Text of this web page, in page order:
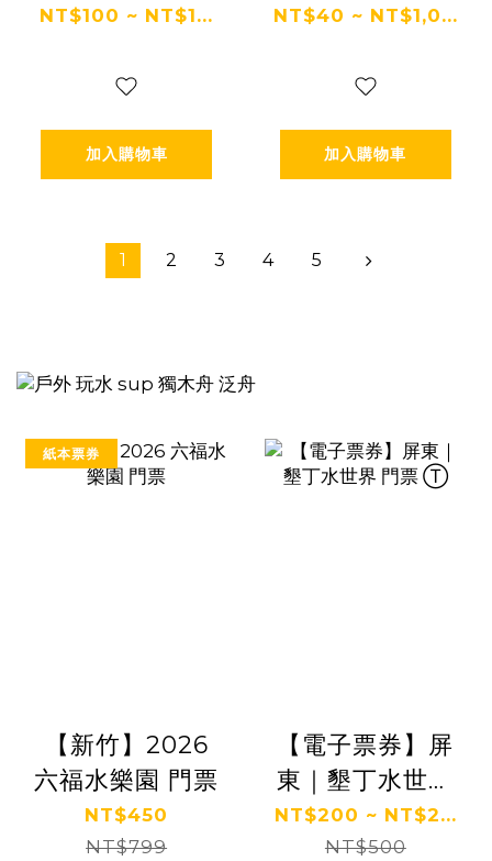
NT$100 ~ NT$1...
加入購物車
卡
NT$40 ~ NT$1,0...
加入購物車
1 2 3 4 5
紙本票券
【新竹】2026
六福水樂園 門票
NT$450
NT$799
【電子票券】屏
東｜墾丁水世界
門票 Ⓣ
NT$200 ~ NT$2...
NT$500